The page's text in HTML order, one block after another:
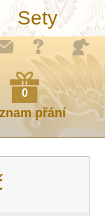
Sety
0
přání